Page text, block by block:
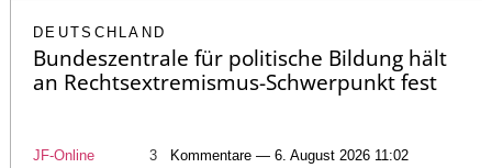
DEUTSCHLAND
Bundeszentrale für politische Bildung hält
an Rechtsextremismus-Schwerpunkt fest
JF-Online 3 Kommentare — 6. August 2026 11:02